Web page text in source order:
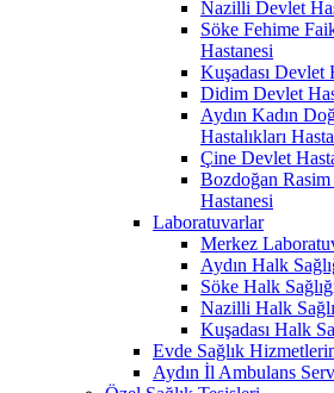
Nazilli Devlet
Söke Fehime
Hastanesi
Kuşadası Devlet
Didim Devlet
Aydın Kadın
Hastalıkları
Çine Devlet
Bozdoğan
Hastanesi
Laboratuvarlar
Merkez
Aydın Halk
Söke Halk
Nazilli Halk
Kuşadası Halk
Evde Sağlık
Aydın İl Ambulans